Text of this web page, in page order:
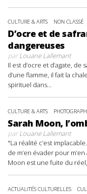
CULTURE & ARTS NON CLASSÉ
D’ocre et de
dangereuses
parLouane Lallemant
Il est d’ocre et d’agate,
d’une flamme, il fait la
spirituel dans...
CULTURE & ARTS
Sarah Moon,
parLouane Lallemant
"La réalité c’est
de m’en évader pour
Moon est une fuite du
ACTUALITÉS CULTURELLES